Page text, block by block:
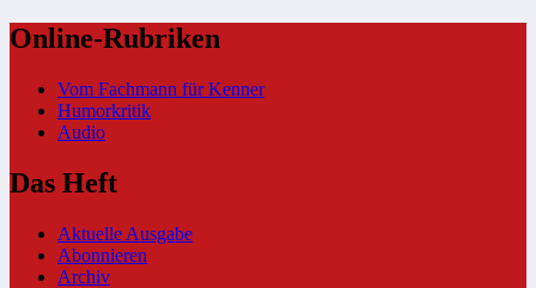
Online-Rubriken
Vom Fachmann für Kenner
Humorkritik
Audio
Das Heft
Aktuelle Ausgabe
Abonnieren
Archiv